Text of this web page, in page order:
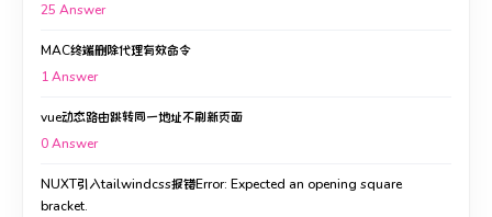
25 Answer
MAC终端删除代理有效命令
1Answer
vue动态路由跳转同一地址不刷新页面
0Answer
NUXT引入tailwindcss报错Error: Expected an opening square
bracket.